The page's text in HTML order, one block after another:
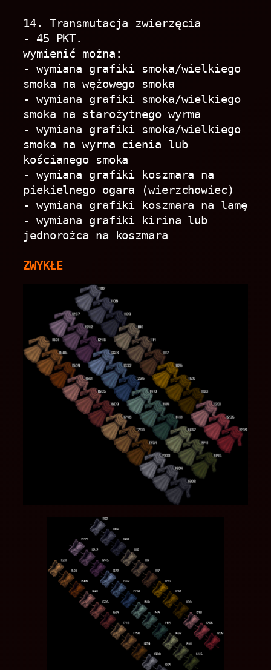
14. Transmutacja zwierzęcia
- 45 PKT.
wymienić można:
- wymiana grafiki smoka/wielkiego
smoka na wężowego smoka
- wymiana grafiki smoka/wielkiego
smoka na starożytnego wyrma
- wymiana grafiki smoka/wielkiego
smoka na wyrma cienia lub
kościanego smoka
- wymiana grafiki koszmara na
piekielnego ogara (wierzchowiec)
- wymiana grafiki koszmara na lamę
- wymiana grafiki kirina lub
jednorożca na koszmara
ZWYKŁE